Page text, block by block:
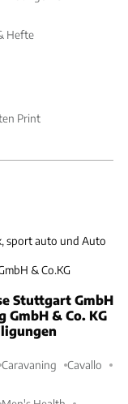
Hefte
Print
sport auto und Auto
& Co.KG
Stuttgart GmbH
GmbH & Co. KG
Caravaning Cavallo